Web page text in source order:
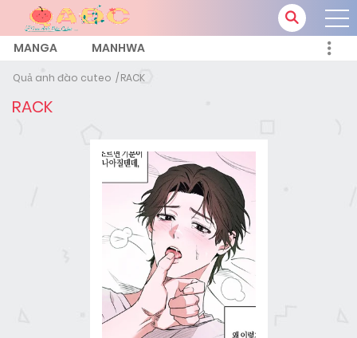
MANGA MANHWA
Quả anh đào cuteo RACK
RACK